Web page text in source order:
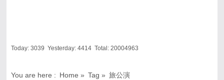
Today: 3039 Yesterday: 4414Total: 20004963
You are here : Home » Tag » 旅公演